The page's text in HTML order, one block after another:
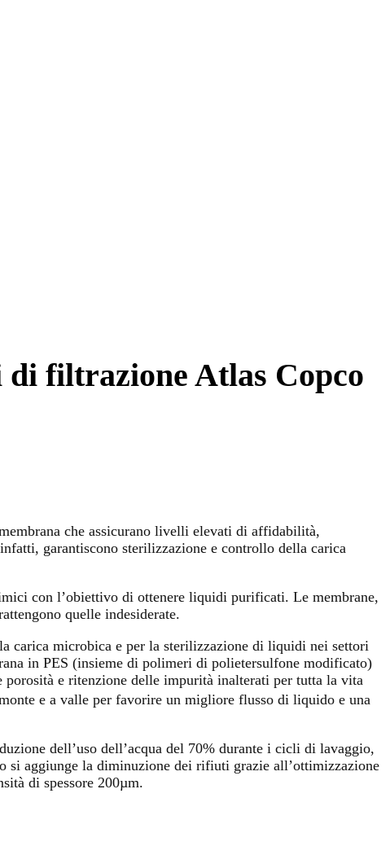
di filtrazione Atlas Copco
che assicurano livelli elevati di affidabilità,
garantiscono sterilizzazione e controllo della carica
con l’obiettivo di ottenere liquidi purificati. Le membrane,
quelle indesiderate.
carica microbica e per la sterilizzazione di liquidi nei settori
in PES (insieme di polimeri di polietersulfone modificato)
e ritenzione delle impurità inalterati per tutta la vita
e a valle per favorire un migliore flusso di liquido e una
dell’uso dell’acqua del 70% durante i cicli di lavaggio,
si aggiunge la diminuzione dei rifiuti grazie all’ottimizzazione
di spessore 200µm.